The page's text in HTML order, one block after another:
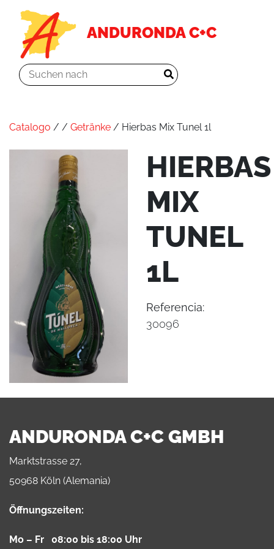
ANDURONDA C+C
Catalogo / / Getränke / Hierbas Mix Tunel 1l
HIERBAS
MIX
TUNEL
1L
Referencia:
30096
ANDURONDA C+C GMBH
Marktstrasse 27,
50968 Köln (Alemania)
Öffnungszeiten:
Mo – Fr 08:00 bis 18:00 Uhr